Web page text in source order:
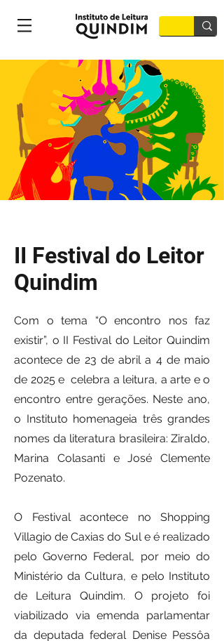
II Festival do Leitor
Quindim
Com o tema “O encontro nos faz
existir”, o II Festival do Leitor Quindim
acontece de 23 de abril a 4 de maio
de 2025 e celebra a leitura, a arte e o
encontro entre gerações. Neste ano,
o Instituto homenageia três grandes
nomes da literatura brasileira: Ziraldo,
Marina Colasanti e José Clemente
Pozenato.
O Festival acontece no Shopping
Villagio de Caxias do Sul e é realizado
pelo Governo Federal, por meio do
Ministério da Cultura, e pelo Instituto
de Leitura Quindim. O projeto foi
viabilizado via emenda parlamentar
da deputada federal Denise Pessôa